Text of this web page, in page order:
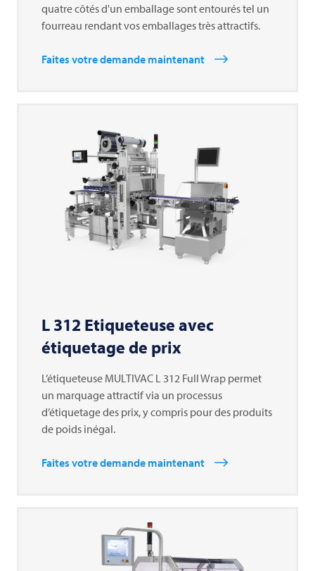
quatre côtés d'un emballage sont entourés tel un
fourreau rendant vos emballages très attractifs.
Faites votre demande maintenant
L 312 Etiqueteuse avec
étiquetage de prix
L’étiqueteuse MULTIVAC L 312 Full Wrap permet
un marquage attractif via un processus
d’étiquetage des prix, y compris pour des produits
de poids inégal.
Faites votre demande maintenant